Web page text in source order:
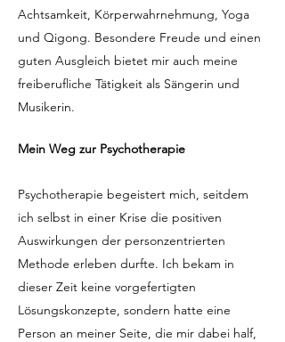
Achtsamkeit, Körperwahrnehmung, Yoga
und Qigong. Besondere Freude und einen
guten Ausgleich bietet mir auch meine
freiberufliche Tätigkeit als Sängerin und
Musikerin.
Mein Weg zur Psychotherapie
Psychotherapie begeistert mich, seitdem
ich selbst in einer Krise die positiven
Auswirkungen der personzentrierten
Methode erleben durfte. Ich bekam in
dieser Zeit keine vorgefertigten
Lösungskonzepte, sondern hatte eine
Person an meiner Seite, die mir dabei half,